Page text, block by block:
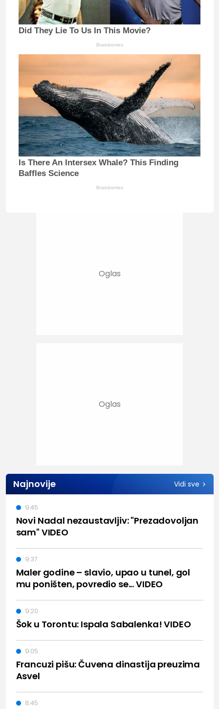
Did They Lie To Us In This Movie?
Brainberries
Is There An Intersex Whale? This Finding
Baffles Science
Brainberries
Najnovije Vidi sve
Novi Nadal nezaustavljiv: "Prezadovoljan
sam" VIDEO
9:45
Maler godine – slavio, upao u tunel, gol
mu poništen, povredio se... VIDEO
9:37
Šok u Torontu: Ispala Sabalenka! VIDEO
9:20
Francuzi pišu: Čuvena dinastija preuzima
Asvel
9:05
8:45